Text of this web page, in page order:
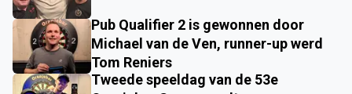
Pub Qualifier 2 is gewonnen door
Michael van de Ven, runner-up werd
Tom Reniers
Tweede speeldag van de 53e